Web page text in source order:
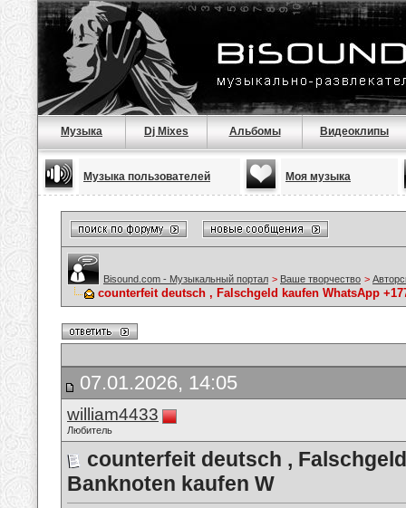
Музыка Dj Mixes Альбомы Видеоклипы
Музыка пользователей Моя музыка
Bisound.com - Музыкальный портал > Ваше творчество >
counterfeit deutsch , Falschgeld kaufen WhatsApp
07.01.2026, 14:05
william4433
Любитель
counterfeit deutsch ,
Banknoten kaufen W